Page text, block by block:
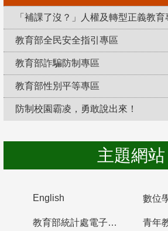
「補課了沒？」人權及轉型正義教育
教育部全民安全指引專區
教育部詐騙防制專區
教育部性別平等專區
防制校園霸凌，勇敢說出來！
主題網站
English 數位
教育部統計處電子書櫃